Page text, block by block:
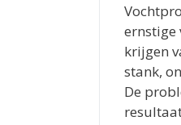
ernstige
krijgen
stank,
De